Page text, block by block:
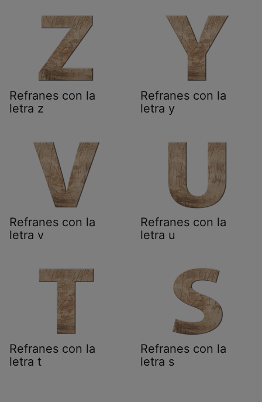
Refranes con la
letra z
Refranes con la
letra y
Refranes con la
letra v
Refranes con la
letra u
Refranes con la
letra t
Refranes con la
letra s